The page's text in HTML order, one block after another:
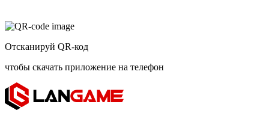
Отсканируй QR-код
чтобы скачать приложение на телефон